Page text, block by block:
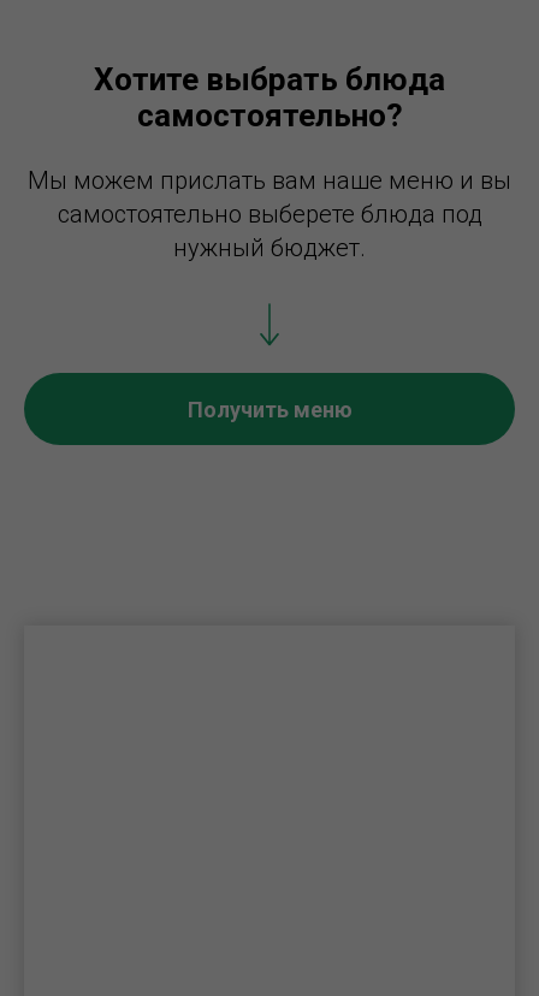
Хотите выбрать блюда
самостоятельно?
Мы можем прислать вам наше меню и вы
самостоятельно выберете блюда под
нужный бюджет.
Получить меню